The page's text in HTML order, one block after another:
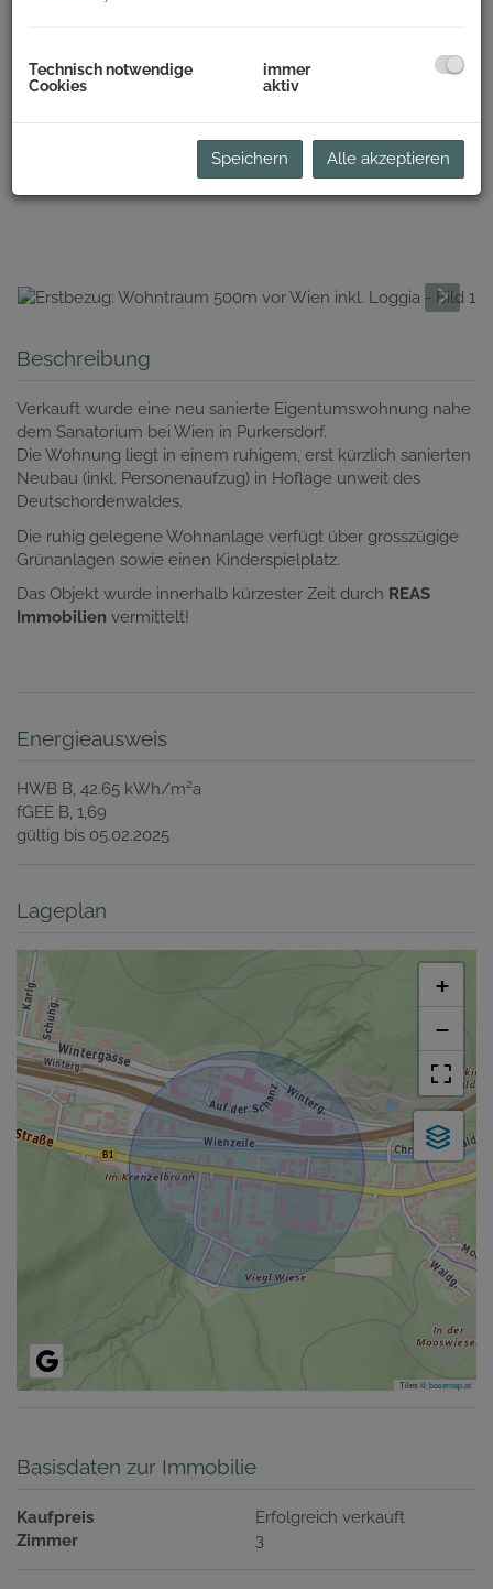
Beschreibung
Verkauft wurde eine neu sanierte Eigentumswohnung nahe
dem Sanatorium bei Wien in Purkersdorf.
Die Wohnung liegt in einem ruhigem, erst kürzlich sanierten
Neubau (inkl. Personenaufzug) in Hoflage unweit des
Deutschordenwaldes.
Die ruhig gelegene Wohnanlage verfügt über grosszügige
Grünanlagen sowie einen Kinderspielplatz.
Das Objekt wurde innerhalb kürzester Zeit durch REAS
Immobilien vermittelt!
Energieausweis
HWB B, 42.65 kWh/m2a
fGEE B, 1,69
gültig bis 05.02.2025
Lageplan
+
−
Tiles ©basemap.at
Basisdaten zur Immobilie
Kaufpreis
Erfolgreich verkauft
Zimmer
3
Technisch notwendige
Cookies
immer
aktiv
Speichern Alle akzeptieren